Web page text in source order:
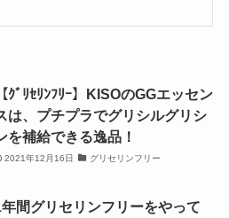
【ｸﾞﾘｾﾘﾝﾌﾘｰ】KISOのGGエッセン
は、プチプラでグリシルグリシ
を補給できる逸品！
2021年12月16日 グリセリンフリー
年間グリセリンフリーをやって